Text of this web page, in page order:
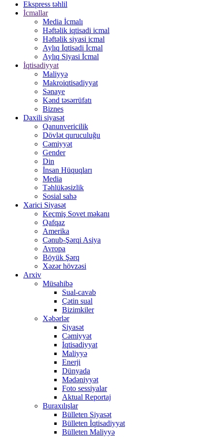
Ekspress təhlil
İcmallar
Media İcmalı
Həftəlik iqtisadi icmal
Həftəlik siyasi icmal
Aylıq İqtisadi İcmal
Aylıq Siyasi İcmal
İqtisadiyyat
Maliyyə
Makroiqtisadiyyat
Sənaye
Kənd təsərrüfatı
Biznes
Daxili siyasət
Qanunvericilik
Dövlət quruculuğu
Cəmiyyət
Gender
Din
İnsan Hüquqları
Media
Təhlükəsizlik
Sosial sahə
Xarici Siyasət
Keçmiş Sovet məkanı
Qafqaz
Amerika
Cənub-Şərqi Asiya
Avropa
Böyük Şərq
Xəzər hövzəsi
Arxiv
Müsahibə
Sual-cavab
Çətin sual
Bizimkiler
Xəbərlər
Siyasət
Cəmiyyət
İqtisadiyyat
Maliyyə
Enerji
Dünyada
Mədəniyyət
Foto sessiyalar
Aktual Reportaj
Buraxılışlar
Bülleten Siyasət
Bülleten İqtisadiyyat
Bülleten Maliyyə